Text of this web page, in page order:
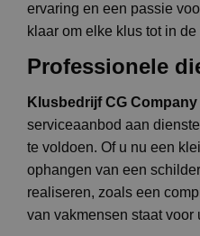
ervaring en een passie
klaar om elke klus tot in
Professionele
Klusbedrijf CG Company
serviceaanbod aan
te voldoen. Of u nu een
ophangen van een
realiseren, zoals een
van vakmensen staat voor